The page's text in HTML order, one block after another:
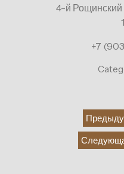
4-й Рощинский
+7
Навигация